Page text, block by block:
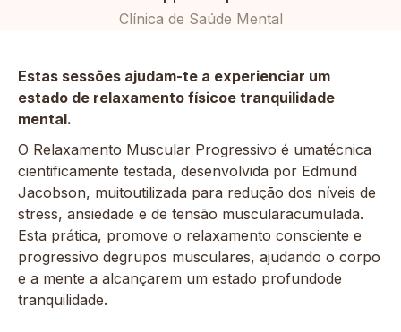
Clínica de Saúde Mental
Estas sessões ajudam-te a experienciar um
estado de relaxamento físicoe tranquilidade
mental.
O Relaxamento Muscular Progressivo é umatécnica
cientificamente testada, desenvolvida por Edmund
Jacobson, muitoutilizada para redução dos níveis de
stress, ansiedade e de tensão muscularacumulada.
Esta prática, promove o relaxamento consciente e
progressivo degrupos musculares, ajudando o corpo
e a mente a alcançarem um estado profundode
tranquilidade.